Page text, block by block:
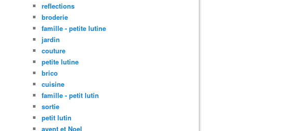
reflections
broderie
famille - petite lutine
jardin
couture
petite lutine
brico
cuisine
famille - petit lutin
sortie
petit lutin
avent et Noel